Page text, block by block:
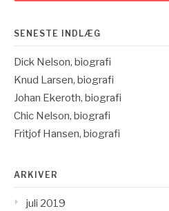
SENESTE INDLÆG
Dick Nelson, biografi
Knud Larsen, biografi
Johan Ekeroth, biografi
Chic Nelson, biografi
Fritjof Hansen, biografi
ARKIVER
juli 2019